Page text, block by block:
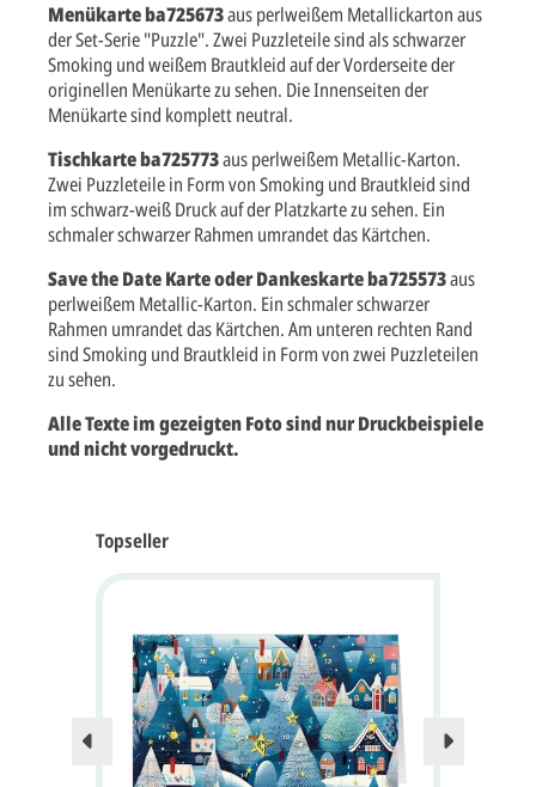
Menükarte ba725673aus perlweißem Metallickarton aus
der Set-Serie "Puzzle". Zwei Puzzleteile sind als schwarzer
Smoking und weißem Brautkleid auf der Vorderseite der
originellen Menükarte zu sehen. Die Innenseiten der
Menükarte sind komplett neutral.
Tischkarte ba725773aus perlweißem Metallic-Karton.
Zwei Puzzleteile in Form von Smoking und Brautkleid sind
im schwarz-weiß Druck auf der Platzkarte zu sehen. Ein
schmaler schwarzer Rahmen umrandet das Kärtchen.
Save the Date Karte oder Dankeskarte ba725573aus
perlweißem Metallic-Karton. Ein schmaler schwarzer
Rahmen umrandet das Kärtchen. Am unteren rechten Rand
sind Smoking und Brautkleid in Form von zwei Puzzleteilen
zu sehen.
Alle Texte im gezeigten Foto sind nur Druckbeispiele
und nicht vorgedruckt.
Topseller